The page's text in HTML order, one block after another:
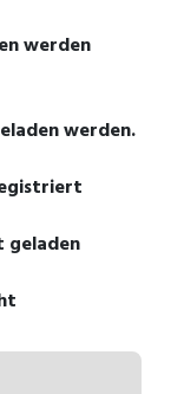
werden
werden.
geladen